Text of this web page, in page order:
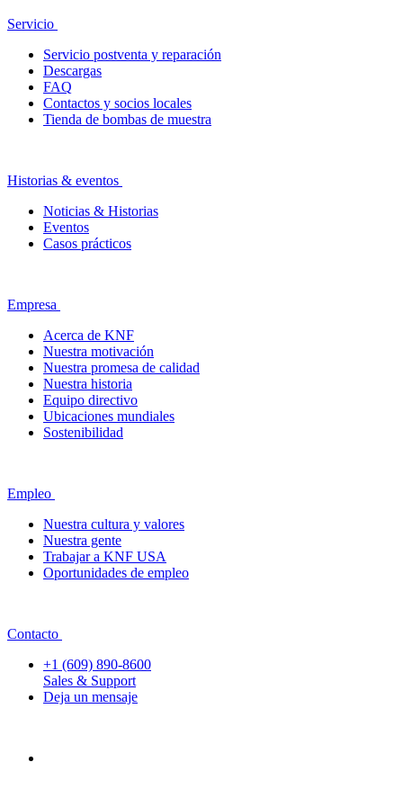
Servicio
Servicio postventa y reparación
Descargas
FAQ
Contactos y socios locales
Tienda de bombas de muestra
Historias & eventos
Noticias & Historias
Eventos
Casos prácticos
Empresa
Acerca de KNF
Nuestra motivación
Nuestra promesa de calidad
Nuestra historia
Equipo directivo
Ubicaciones mundiales
Sostenibilidad
Empleo
Nuestra cultura y valores
Nuestra gente
Trabajar a KNF USA
Oportunidades de empleo
Contacto
+1 (609) 890-8600
Sales & Support
Deja un mensaje